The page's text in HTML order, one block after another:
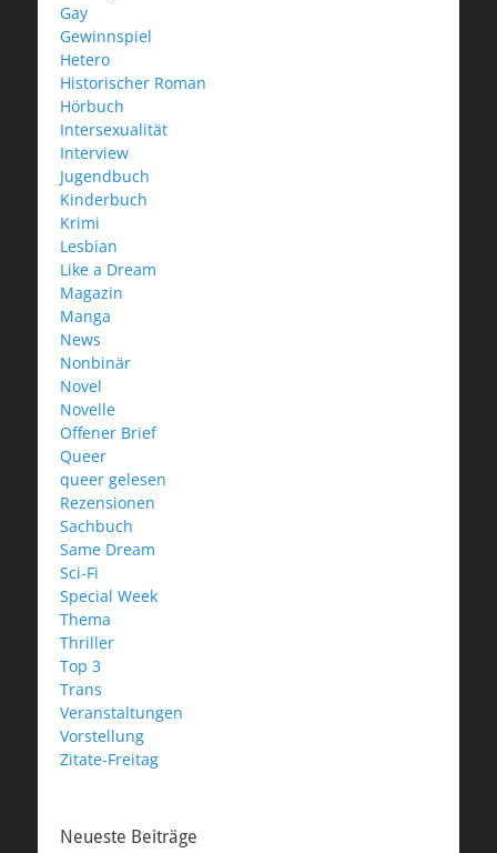
Gay
Gewinnspiel
Hetero
Historischer Roman
Hörbuch
Intersexualität
Interview
Jugendbuch
Kinderbuch
Krimi
Lesbian
Like a Dream
Magazin
Manga
News
Nonbinär
Novel
Novelle
Offener Brief
Queer
queer gelesen
Rezensionen
Sachbuch
Same Dream
Sci-Fi
Special Week
Thema
Thriller
Top 3
Trans
Veranstaltungen
Vorstellung
Zitate-Freitag
Neueste Beiträge